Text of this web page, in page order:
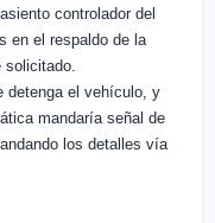
asiento controlador del
en el respaldo de la
detenga el vehículo, y
mandaría señal de
los detalles vía